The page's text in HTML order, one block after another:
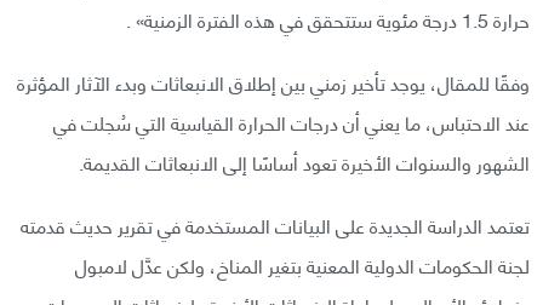
حرارة 1.5 درجة مئوية ستتحقق في هذه الفترة الزمنية» .
وفقًا للمقال، يوجد تأخير زمني بين إطلاق الانبعاثات وبدء الآثار المؤثرة
عند الاحتباس، ما يعني أن درجات الحرارة القياسية التي سُجلت في
الشهور والسنوات الأخيرة تعود أساسًا إلى الانبعاثات القديمة.
تعتمد الدراسة الجديدة على البيانات المستخدمة في تقرير حديث قدمته
لجنة الحكومات الدولية المعنية بتغير المناخ، ولكن عدَّل لامبول